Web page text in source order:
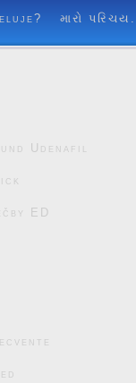
મારો પરિચય.
Udenafil
ED